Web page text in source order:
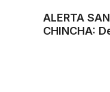
ALERTA
CHINCHA: